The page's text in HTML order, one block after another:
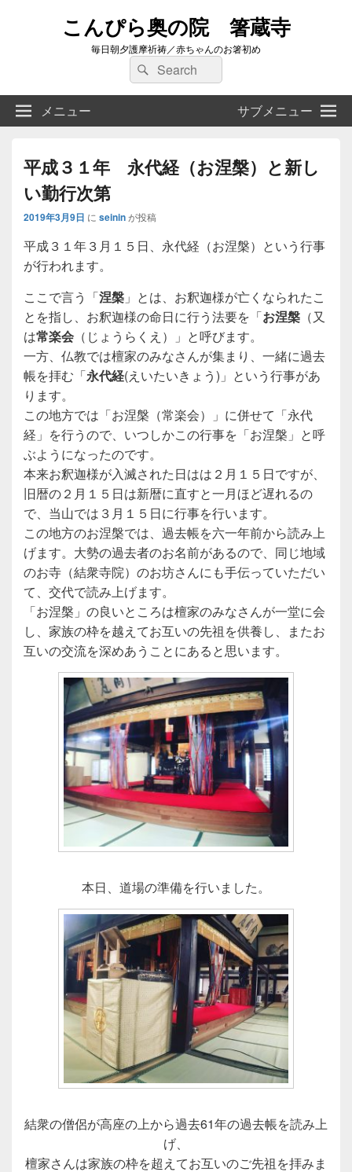
こんぴら奥の院 箸蔵寺
毎日朝夕護摩祈祷／赤ちゃんのお箸初め
検
索:
検
索
メニュー サブメニュー
平成３１年 永代経（お涅槃）と新し
い勤行次第
2019年3月9日 に seininが投稿
平成３１年３月１５日、永代経（お涅槃）という行事
が行われます。
ここで言う「涅槃 」とは、お釈迦様が亡くなられたこ
とを指し、お釈迦様の命日に行う法要を「お涅槃 （又
は常楽会 （じょうらくえ）」と呼びます。
一方、仏教では檀家のみなさんが集まり、一緒に過去
帳を拝む「永代経(えいたいきょう)」という行事があ
ります。
この地方では「お涅槃（常楽会）」に併せて「永代
経」を行うので、いつしかこの行事を「お涅槃」と呼
ぶようになったのです。
本来お釈迦様が入滅された日はは２月１５日ですが、
旧暦の２月１５日は新暦に直すと一月ほど遅れるの
で、当山では３月１５日に行事を行います。
この地方のお涅槃では、過去帳を六一年前から読み上
げます。大勢の過去者のお名前があるので、同じ地域
のお寺（結衆寺院）のお坊さんにも手伝っていただい
て、交代で読み上げます。
「お涅槃」の良いところは檀家のみなさんが一堂に会
し、家族の枠を越えてお互いの先祖を供養し、またお
互いの交流を深めあうことにあると思います。
本日、道場の準備を行いました。
結衆の僧侶が高座の上から過去61年の過去帳を読み上
げ、
檀家さんは家族の枠を超えてお互いのご先祖を拝みま